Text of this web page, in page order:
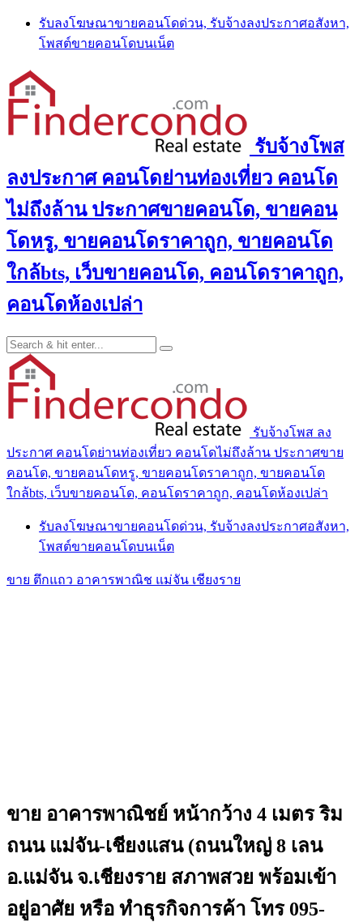
Skip
content
รับลงโฆษณาขายคอนโดด่วน, รับจ้างลงประกาศอสังหา,
โพสต์ขายคอนโดบนเน็ต
รับจ้างโพส
ลงประกาศ คอนโดย่านท่องเที่ยว คอนโด
ไม่ถึงล้าน ประกาศขายคอนโด, ขายคอน
โดหรู, ขายคอนโดราคาถูก, ขายคอนโด
ใกล้bts, เว็บขายคอนโด, คอนโดราคาถูก,
คอนโดห้องเปล่า
รับจ้างโพส ลง
ประกาศ คอนโดย่านท่องเที่ยว คอนโดไม่ถึงล้าน ประกาศขาย
คอนโด, ขายคอนโดหรู, ขายคอนโดราคาถูก, ขายคอนโด
ใกล้bts, เว็บขายคอนโด, คอนโดราคาถูก, คอนโดห้องเปล่า
รับลงโฆษณาขายคอนโดด่วน, รับจ้างลงประกาศอสังหา,
โพสต์ขายคอนโดบนเน็ต
ขาย ตึกแถว อาคารพาณิช แม่จัน เชียงราย
ขาย อาคารพาณิชย์ หน้ากว้าง 4 เมตร ริม
ถนน แม่จัน-เชียงแสน (ถนนใหญ่ 8 เลน
อ.แม่จัน จ.เชียงราย สภาพสวย พร้อมเข้า
อยู่อาศัย หรือ ทำธุรกิจการค้า โทร 095-